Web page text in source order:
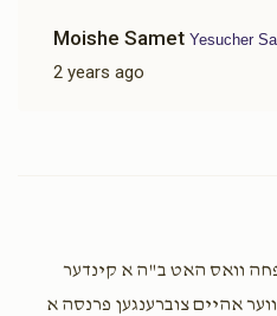
Moishe Samet Yesucher
2 years ago
וואס האט ב"ה א קינדער
אהיים צוברענגען פרנסה א